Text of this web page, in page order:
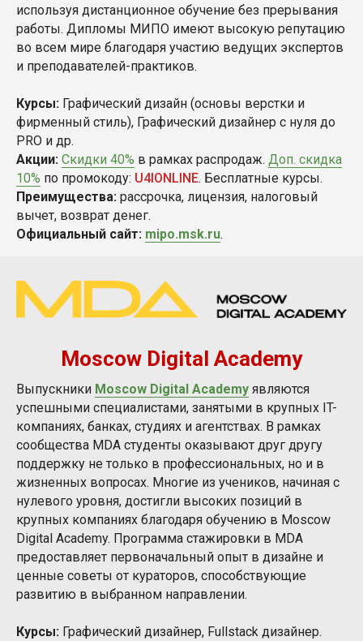
используя дистанционное обучение без прерывания
работы. Дипломы МИПО имеют высокую репутацию
во всем мире благодаря участию ведущих экспертов
и преподавателей-практиков.
Курсы: Графический дизайн (основы верстки и
фирменный стиль), Графический дизайнер с нуля до
PRO и др.
Акции: Скидки 40% в рамках распродаж. Доп. скидка
10% по промокоду: U4IONLINE. Бесплатные курсы.
Преимущества: рассрочка, лицензия, налоговый
вычет, возврат денег.
Официальный сайт: mipo.msk.ru.
Moscow Digital Academy
Выпускники Moscow Digital Academy являются
успешными специалистами, занятыми в крупных IT-
компаниях, банках, студиях и агентствах. В рамках
сообщества MDA студенты оказывают друг другу
поддержку не только в профессиональных, но и в
жизненных вопросах. Многие из учеников, начиная с
нулевого уровня, достигли высоких позиций в
крупных компаниях благодаря обучению в Moscow
Digital Academy. Программа стажировки в MDA
предоставляет первоначальный опыт в дизайне и
ценные советы от кураторов, способствующие
развитию в выбранном направлении.
Курсы: Графический дизайнер, Fullstack дизайнер.